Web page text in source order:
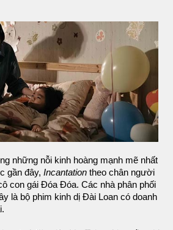
những nỗi kinh hoàng mạnh mẽ nhất
gần đây, Incantation theo chân người
con gái Đóa Đóa. Các nhà phân phối
là bộ phim kinh dị Đài Loan có doanh